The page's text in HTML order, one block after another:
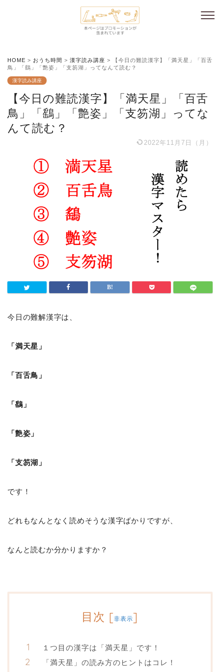
HOME > おうち時間 > 漢字読み講座 >
【今日の難読漢字】「満天星」「百舌
鳥」「鷂」「艶姿」「支笏湖」ってなんて読む？
漢字読み講座
【今日の難読漢字】「満天星」「百舌
鳥」「鷂」「艶姿」「支笏湖」ってな
んて読む？
2022年11月7日（月）
今日の難解漢字は、
「満天星」
「百舌鳥」
「鷂」
「艶姿」
「支笏湖」
です！
どれもなんとなく読めそうな漢字ばかりですが、
なんと読むか分かりますか？
目次 [非表示]
１つ目の漢字は「満天星」です！
「満天星」の読み方のヒントはコレ！